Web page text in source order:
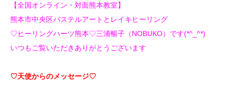
【全国オンライン・対面熊本教室】
熊本市中央区パステルアートとレイキヒーリング
♡ヒーリングハーツ熊本♡三浦暢子（NOBUKO）です(*^_^*)
いつもご覧いただきありがとうございます
♡天使からのメッセージ♡